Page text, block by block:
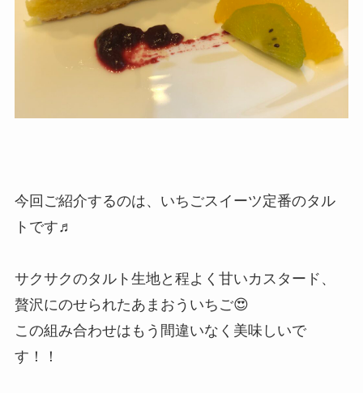
今回ご紹介するのは、いちごスイーツ定番のタル
トです♬
サクサクのタルト生地と程よく甘いカスタード、
贅沢にのせられたあまおういちご😍
この組み合わせはもう間違いなく美味しいで
す！！